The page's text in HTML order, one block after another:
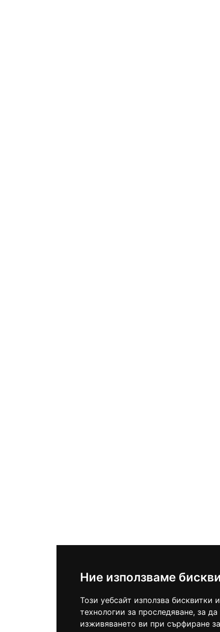
Ние използваме
Този уебсайт използва бисквитки
технологии за проследяване, за
изживяването ви при сърфиране